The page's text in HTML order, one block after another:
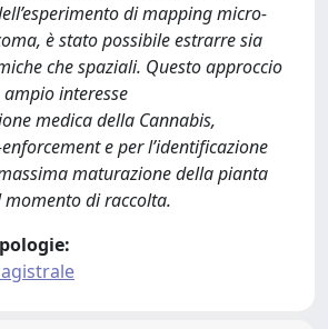
di mapping micro-
è stato possibile estrarre sia
che spaziali. Questo approccio
interesse
medica della Cannabis,
e per l’identificazione
maturazione della pianta
momento di raccolta.